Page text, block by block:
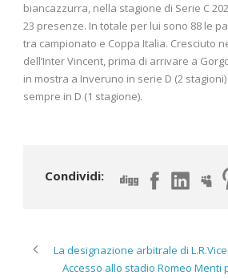
biancazzurra, nella stagione di Serie C
23 presenze. In totale per lui sono 88 le
tra campionato e Coppa Italia. Cresciuto
dell’Inter Vincent, prima di arrivare a
in mostra a Inveruno in serie D (2
sempre in D (1 stagione).
Condividi:
La designazione arbitrale di
Accesso allo stadio Romeo Menti